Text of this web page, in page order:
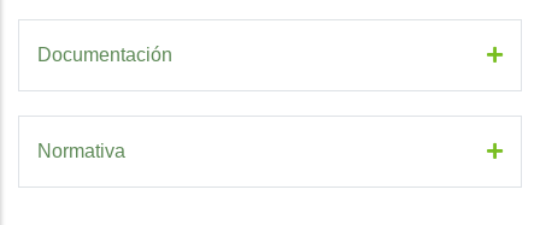
Documentación
Normativa